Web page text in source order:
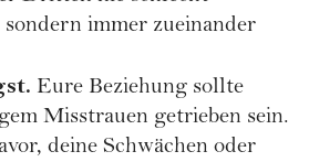
immer zueinander
Eure Beziehung sollte
Misstrauen getrieben sein.
deine Schwächen oder